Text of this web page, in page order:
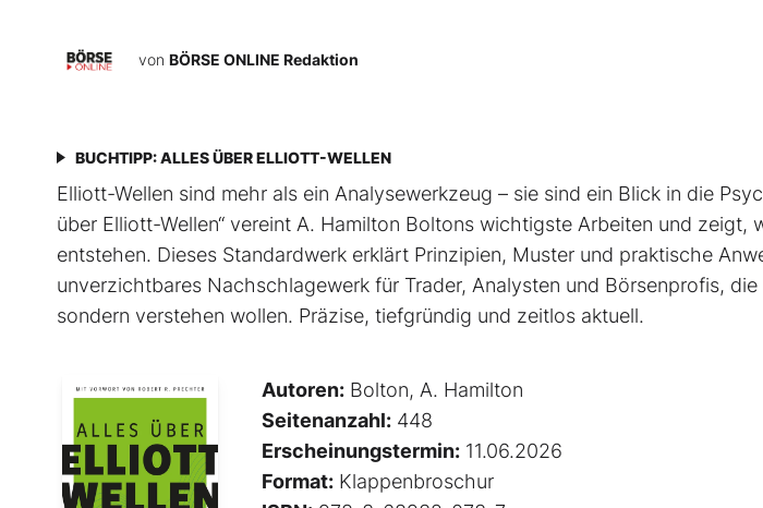
von BÖRSE ONLINE Redaktion
BUCHTIPP: ALLES ÜBER ELLIOTT-WELLEN
Elliott-Wellen sind mehr als ein Analysewerkzeug – sie sind ein Blick in die
über Elliott-Wellen“ vereint A. Hamilton Boltons wichtigste Arbeiten und zeigt,
entstehen. Dieses Standardwerk erklärt Prinzipien, Muster und praktische
unverzichtbares Nachschlagewerk für Trader, Analysten und Börsenprofis,
sondern verstehen wollen. Präzise, tiefgründig und zeitlos aktuell.
Autoren: Bolton, A. Hamilton
Seitenanzahl: 448
Erscheinungstermin: 11.06.2026
Format: Klappenbroschur